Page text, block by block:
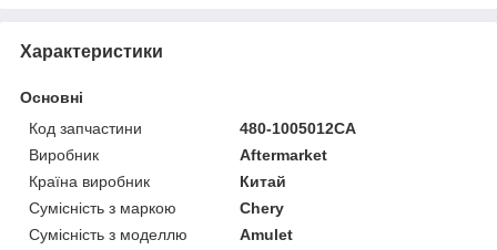
Характеристики
Основні
Код запчастини
480-1005012CA
Виробник
Aftermarket
Країна виробник
Китай
Сумісність з маркою
Chery
Сумісність з моделлю
Amulet